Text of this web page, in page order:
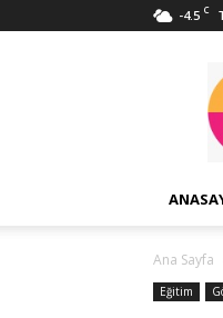
-4.5 C
Ana Sayfa
Eğitim